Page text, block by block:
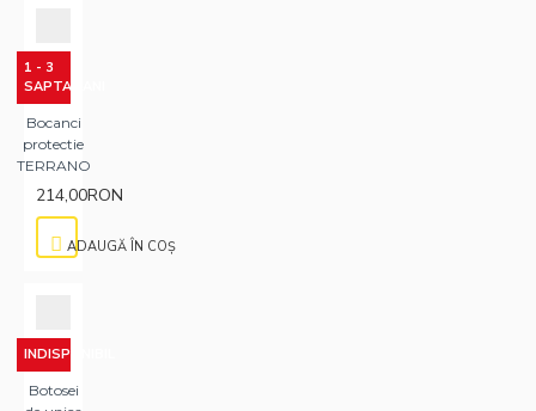
1 - 3
SAPTAMANI
Bocanci
protectie
TERRANO
214,00RON
ADAUGĂ ÎN COŞ
INDISPONIBIL
Botosei